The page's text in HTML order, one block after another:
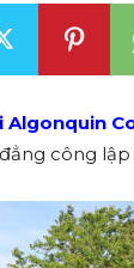
Algonquin
công lập